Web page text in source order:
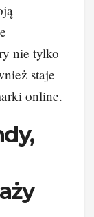
nie tylko
staje
online.